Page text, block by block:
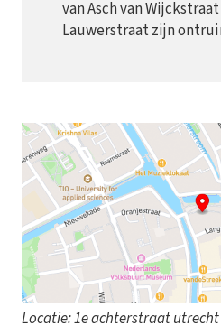
van Asch van
Lauwerstraat zijn
Locatie: 1e achterstraat utrecht